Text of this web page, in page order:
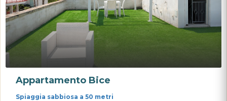
Appartamento Bice
Spiaggia sabbiosa a 50 metri